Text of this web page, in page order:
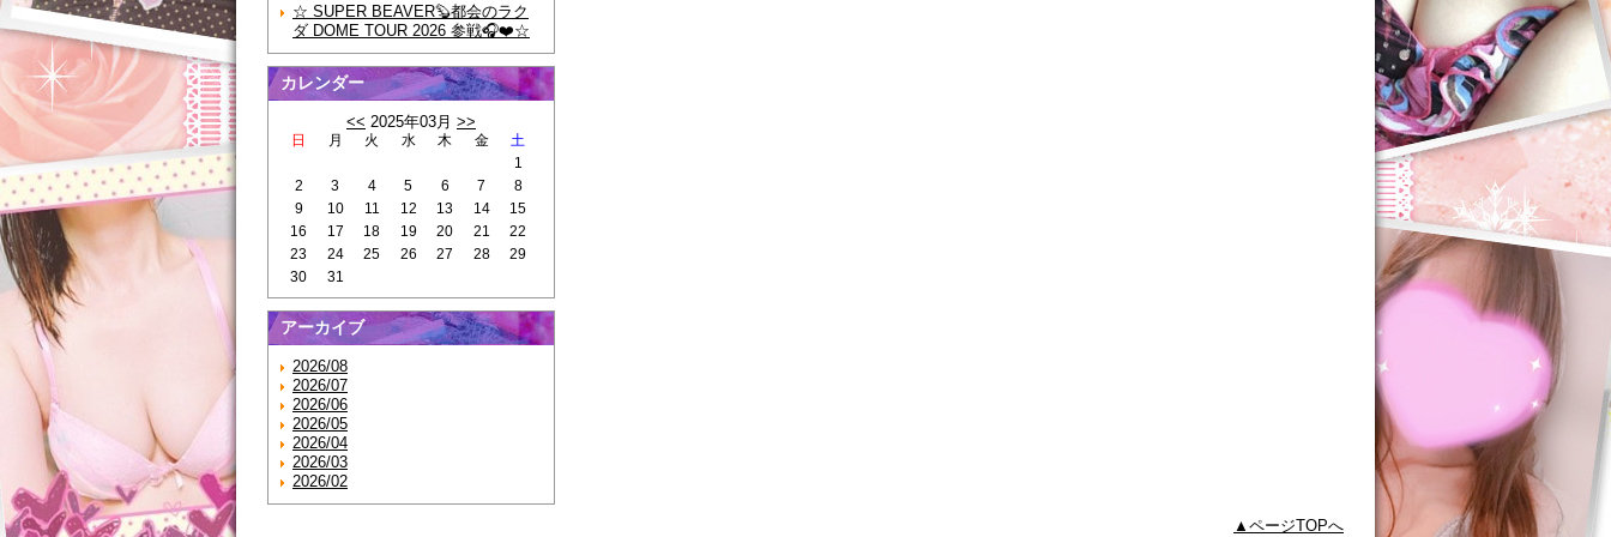
☆ SUPER BEAVER🦫都会のラク
ダ DOME TOUR 2026 参戦🎧❤️☆
カレンダー
<< 2025年03月 >>
日 月 火 水 木 金
土
1
2
3 4 5 6 7
8
9
10 11 12 13 14
15
16
17 18 19 20 21
22
23
24 25 26 27 28
29
30
31
アーカイブ
2026/08
2026/07
2026/06
2026/05
2026/04
2026/03
2026/02
ページTOPへ